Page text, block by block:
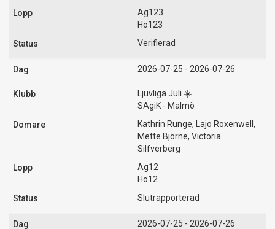
Ag123
Ho123
Verifierad
2026-07-25 - 2026-07-26
Ljuvliga Juli ☀️
SAgiK - Malmö
Kathrin Runge, Lajo Roxenwell,
Mette Björne, Victoria
Silfverberg
Ag12
Ho12
Slutrapporterad
2026-07-25 - 2026-07-26